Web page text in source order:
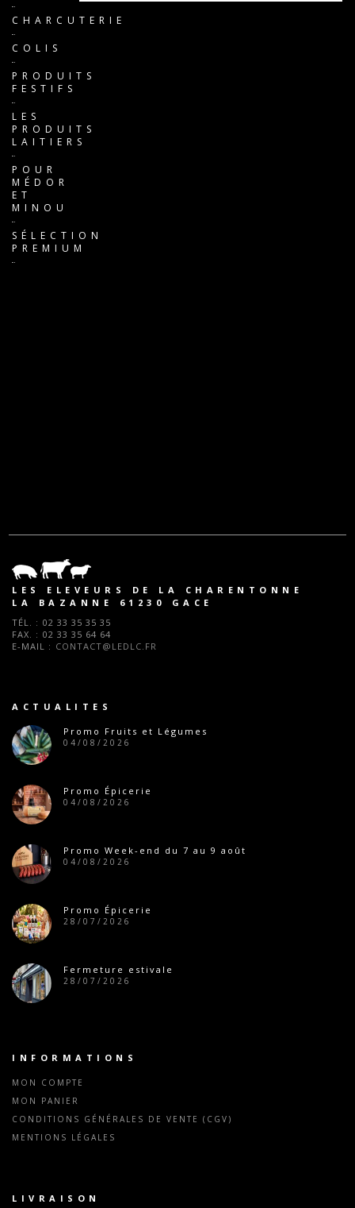
CHARCUTERIE
COLIS
PRODUITS
FESTIFS
LES
PRODUITS
LAITIERS
POUR
MÉDOR
ET
MINOU
SÉLECTION
PREMIUM
LES ELEVEURS DE LA CHARENTONNE
LA BAZANNE 61230 GACE
TÉL. : 02 33 35 35 35
FAX. : 02 33 35 64 64
E-MAIL : CONTACT@LEDLC.FR
ACTUALITES
Promo Fruits et Légumes
04/08/2026
Promo Épicerie
04/08/2026
Promo Week-end du 7 au 9 août
04/08/2026
Promo Épicerie
28/07/2026
Fermeture estivale
28/07/2026
INFORMATIONS
MON COMPTE
MON PANIER
CONDITIONS GÉNÉRALES DE VENTE (CGV)
MENTIONS LÉGALES
LIVRAISON